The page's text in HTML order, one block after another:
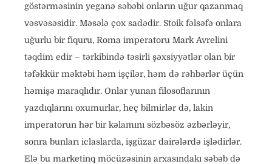
göstərməsinin yeganə səbəbi onların uğur qazanmaq
vəsvəsəsidir. Məsələ çox sadədir. Stoik fəlsəfə onlara
uğurlu bir fiquru, Roma imperatoru Mark Avrelini
təqdim edir – tərkibində təsirli şəxsiyyətlər olan bir
təfəkkür məktəbi həm işçilər, həm də rəhbərlər üçün
həmişə maraqlıdır. Onlar yunan filosoflarının
yazdıqlarını oxumurlar, heç bilmirlər də, lakin
imperatorun hər bir kəlamını sözbəsöz əzbərləyir,
sonra bunları iclaslarda, işgüzar dairələrdə işlədirlər.
Elə bu marketinq möcüzəsinin arxasındakı səbəb də